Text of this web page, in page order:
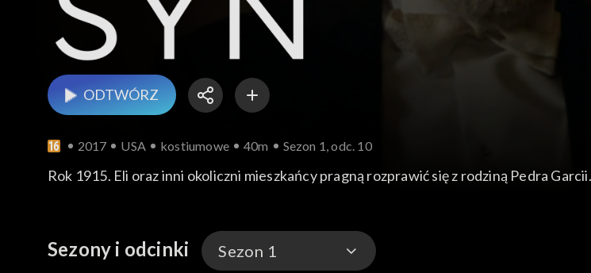
ODTWÓRZ
2017 USA kostiumowe 40m Sezon 1, odc. 10
Rok 1915. Eli oraz inni okoliczni mieszkańcy pragną rozprawić się z rodziną Pedra
Sezony i odcinki Sezon 1